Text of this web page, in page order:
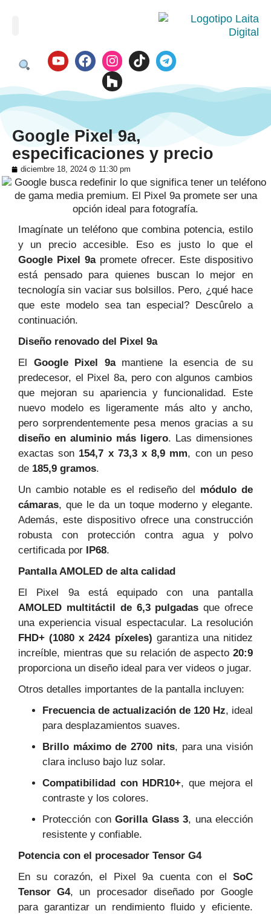
Google Pixel 9a,
especificaciones y precio
diciembre 18, 2024 11:30 pm
Imagínate un teléfono que combina potencia, estilo
y un precio accesible. Eso es justo lo que el
Google Pixel 9apromete ofrecer. Este dispositivo
está pensado para quienes buscan lo mejor en
tecnología sin vaciar sus bolsillos. Pero, ¿qué hace
que este modelo sea tan especial? Descûrelo a
continuación.
Diseño renovado del Pixel 9a
El Google Pixel 9amantiene la esencia de su
predecesor, el Pixel 8a, pero con algunos cambios
que mejoran su apariencia y funcionalidad. Este
nuevo modelo es ligeramente más alto y ancho,
pero sorprendentemente pesa menos gracias a su
diseño en aluminio más ligero. Las dimensiones
exactas son 154,7 x 73,3 x 8,9 mm, con un peso
de 185,9 gramos.
Un cambio notable es el rediseño del módulo de
cámaras, que le da un toque moderno y elegante.
Además, este dispositivo ofrece una construcción
robusta con protección contra agua y polvo
certificada por
IP68.
Pantalla AMOLED de alta calidad
El Pixel 9a está equipado con una pantalla
AMOLED multitáctil de 6,3 pulgadas que ofrece
una experiencia visual espectacular. La resolución
FHD+ (1080 x 2424 píxeles) garantiza una nitidez
increíble, mientras que su relación de aspecto 20:9
proporciona un diseño ideal para ver videos o jugar.
Otros detalles importantes de la pantalla incluyen:
Frecuencia de actualización de 120 Hz, ideal
para desplazamientos suaves.
Brillo máximo de 2700 nits, para una visión
clara incluso bajo luz solar.
Compatibilidad con HDR10+, que mejora el
contraste y los colores.
Protección con Gorilla Glass 3, una elección
resistente y confiable.
Potencia con el procesador Tensor G4
En su corazón, el Pixel 9a cuenta con el SoC
Tensor G4, un procesador diseñado por Google
para garantizar un rendimiento fluido y eficiente.